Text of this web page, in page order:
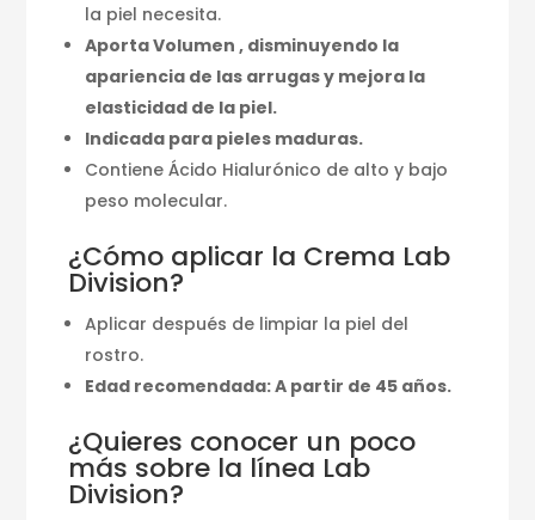
la piel necesita.
Aporta Volumen , disminuyendo la
apariencia de las arrugas y mejora la
elasticidad de la piel.
Indicada para pieles maduras.
Contiene Ácido Hialurónico de alto y bajo
peso molecular.
¿Cómo aplicar la Crema Lab
Division?
Aplicar después de limpiar la piel del
rostro.
Edad recomendada: A partir de 45 años.
¿Quieres conocer un poco
más sobre la línea Lab
Division?